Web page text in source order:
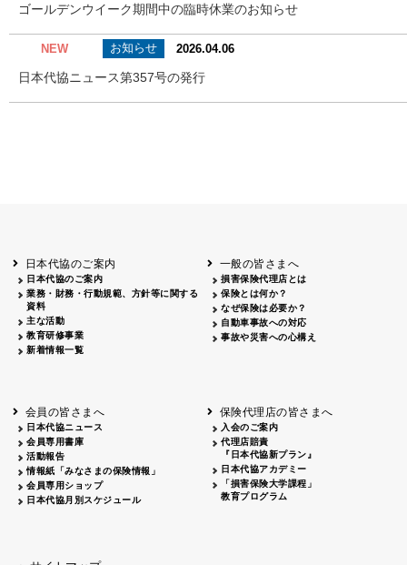
ゴールデンウイーク期間中の臨時休業のお知らせ
NEW お知らせ 2026.04.06
日本代協ニュース第357号の発行
日本代協のご案内
日本代協のご案内
業務・財務・行動規範、方針等に関する
資料
主な活動
教育研修事業
新着情報一覧
一般の皆さまへ
損害保険代理店とは
保険とは何か？
なぜ保険は必要か？
自動車事故への対応
事故や災害への心構え
会員の皆さまへ
日本代協ニュース
会員専用書庫
活動報告
情報紙「みなさまの保険情報」
会員専用ショップ
日本代協月別スケジュール
保険代理店の皆さまへ
入会のご案内
代理店賠責
『日本代協新プラン』
日本代協アカデミー
「損害保険大学課程」
教育プログラム